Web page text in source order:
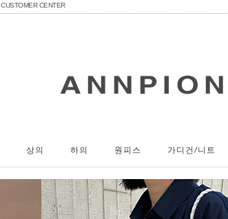
CUSTOMER CENTER
상의 하의 원피스 가디건/니트